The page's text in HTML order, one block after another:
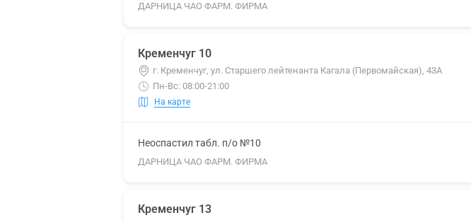
ДАРНИЦА ЧАО ФАРМ. ФИРМА
Кременчуг 10
г. Кременчуг, ул. Старшего лейтенанта Кагала (Первомайская), 43А
Пн-Вс: 08:00-21:00
На карте
Неоспастил табл. п/о №10
ДАРНИЦА ЧАО ФАРМ. ФИРМА
Кременчуг 13